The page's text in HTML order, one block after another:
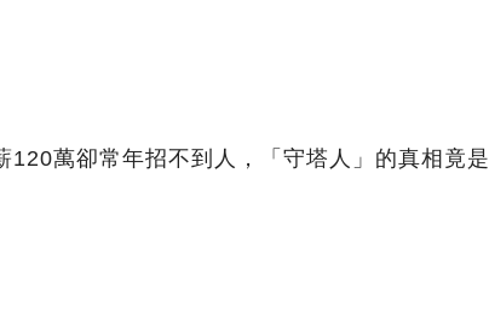
120萬卻常年招不到人，「守塔人」的真相竟是